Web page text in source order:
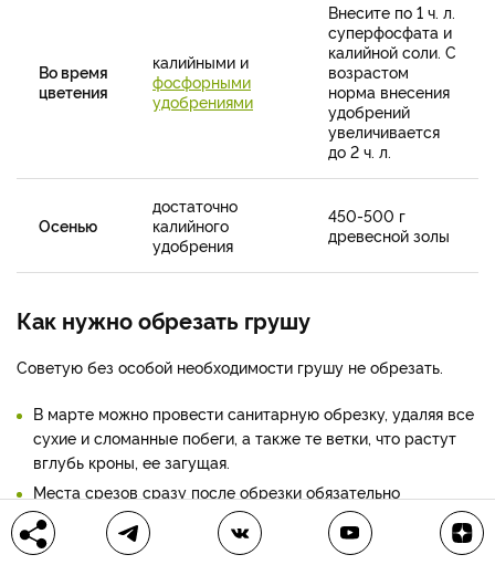
Во время
цветения
калийными и
фосфорными
удобрениями
Внесите по 1 ч. л.
суперфосфата и
калийной соли. С
возрастом
норма внесения
удобрений
увеличивается
до 2 ч. л.
Осенью
достаточно
калийного
удобрения
450-500 г
древесной золы
Как нужно обрезать грушу
Советую без особой необходимости грушу не обрезать.
В марте можно провести санитарную обрезку, удаляя все
сухие и сломанные побеги, а также те ветки, что растут
вглубь кроны, ее загущая.
Места срезов сразу после обрезки обязательно
изолируйте садовым варом или садовой краской.